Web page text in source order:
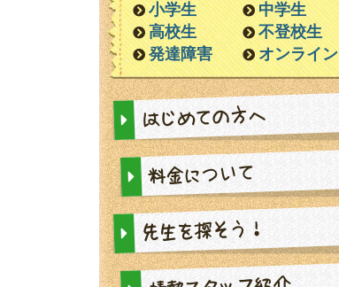
小学生
中学生
高校生
不登校生
発達障害
オンライン
はじめての方へ
料金について
先生を探そう！